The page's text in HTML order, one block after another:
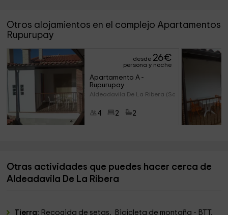
Otros alojamientos en el complejo Apartamentos
Rupurupay
desde 26€
persona y noche
Apartamento A -
Rupurupay
Aldeadavila De La Ribera (Sala
4 2 2
Otras actividades que puedes hacer cerca de
Aldeadavila De La Ribera
Tierra: Recogida de setas, Bicicleta de montaña - BTT,